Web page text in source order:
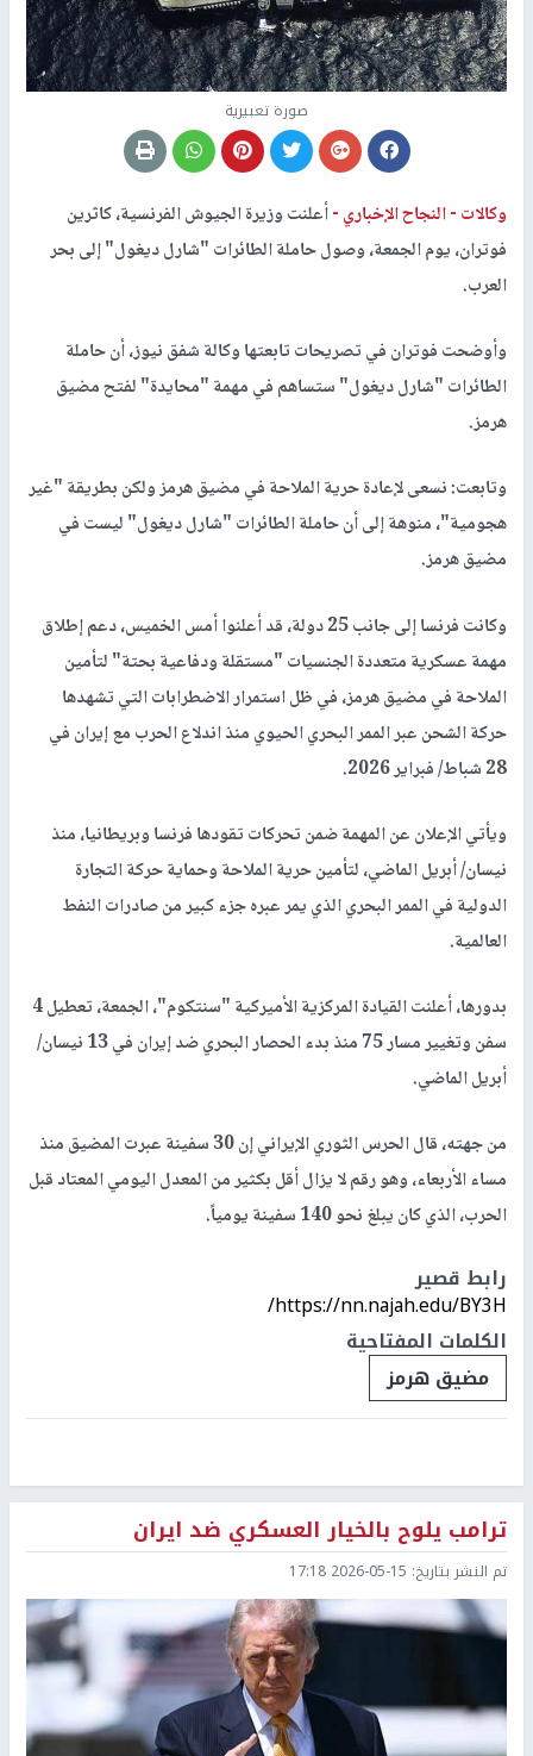
صورة تعبيرية
وكالات -النجاح الإخباري -أعلنت وزيرة الجيوش الفرنسية، كاثرين
فوتران، يوم الجمعة، وصول حاملة الطائرات "شارل ديغول" إلى بحر
العرب.
وأوضحت فوتران في تصريحات تابعتها وكالة شفق نيوز، أن حاملة
الطائرات "شارل ديغول" ستساهم في مهمة "محايدة" لفتح مضيق
هرمز.
وتابعت: نسعى لإعادة حرية الملاحة في مضيق هرمز ولكن بطريقة "غير
هجومية"، منوهة إلى أن حاملة الطائرات "شارل ديغول" ليست في
مضيق هرمز.
وكانت فرنسا إلى جانب 25 دولة، قد أعلنوا أمس الخميس، دعم إطلاق
مهمة عسكرية متعددة الجنسيات "مستقلة ودفاعية بحتة" لتأمين
الملاحة في مضيق هرمز، في ظل استمرار الاضطرابات التي تشهدها
حركة الشحن عبر الممر البحري الحيوي منذ اندلاع الحرب مع إيران في
28 شباط/ فبراير 2026.
ويأتي الإعلان عن المهمة ضمن تحركات تقودها فرنسا وبريطانيا، منذ
نيسان/ أبريل الماضي، لتأمين حرية الملاحة وحماية حركة التجارة
الدولية في الممر البحري الذي يمر عبره جزء كبير من صادرات النفط
العالمية.
بدورها، أعلنت القيادة المركزية الأميركية "سنتكوم"، الجمعة، تعطيل 4
سفن وتغيير مسار 75 منذ بدء الحصار البحري ضد إيران في 13 نيسان/
أبريل الماضي.
من جهته، قال الحرس الثوري الإيراني إن 30 سفينة عبرت المضيق منذ
مساء الأربعاء، وهو رقم لا يزال أقل بكثير من المعدل اليومي المعتاد قبل
الحرب، الذي كان يبلغ نحو 140 سفينة يومياً.
رابط قصير
https://nn.najah.edu/BY3H/
الكلمات المفتاحية
مضيق هرمز
ترامب يلوح بالخيار العسكري ضد ايران
تم النشر بتاريخ: 2026-05-15 17:18